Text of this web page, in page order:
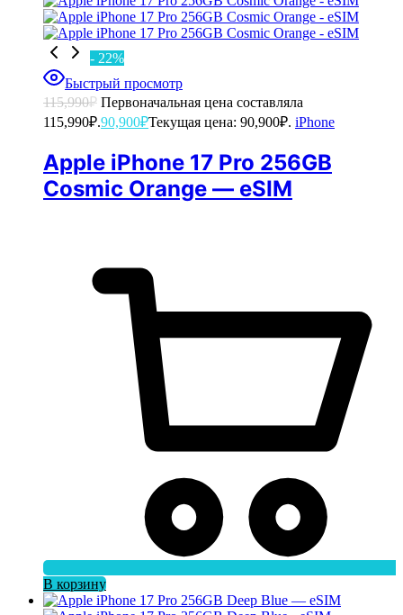
- 22%
Быстрый просмотр
115,990₽ Первоначальная цена составляла
115,990₽.90,900₽Текущая цена: 90,900₽. iPhone
Apple iPhone 17 Pro 256GB
Cosmic Orange — eSIM
В корзину